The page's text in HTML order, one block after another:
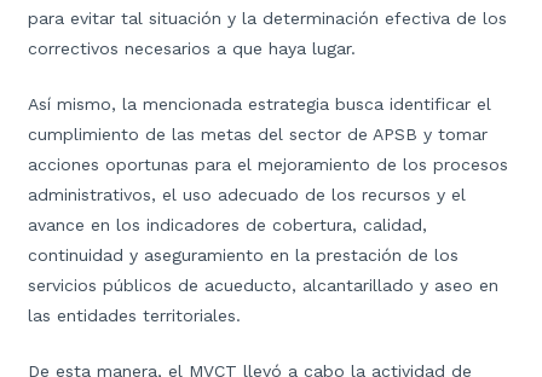
para evitar tal situación y la determinación efectiva de los
correctivos necesarios a que haya lugar.
Así mismo, la mencionada estrategia busca identificar el
cumplimiento de las metas del sector de APSB y tomar
acciones oportunas para el mejoramiento de los procesos
administrativos, el uso adecuado de los recursos y el
avance en los indicadores de cobertura, calidad,
continuidad y aseguramiento en la prestación de los
servicios públicos de acueducto, alcantarillado y aseo en
las entidades territoriales.
De esta manera, el MVCT llevó a cabo la actividad de